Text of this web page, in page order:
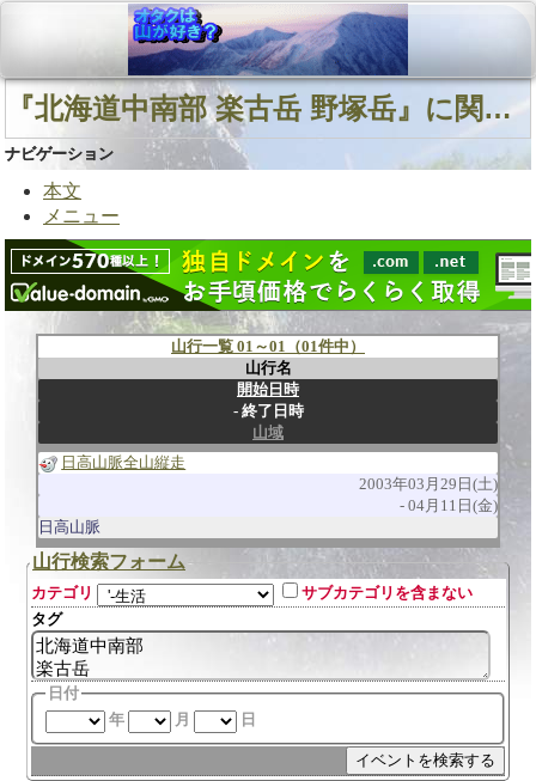
『北海道中南部 楽古岳 野塚岳』に関連する山行
ナビゲーション
本文
メニュー
山行一覧 01～01（01件中）
山行名
開始日時
終了日時
山域
日高山脈全山縦走
2003年03月29日(土)
04月11日(金)
日高山脈
山行検索フォーム
カテゴリ
サブカテゴリを含まない
タグ
日付
年
月 日